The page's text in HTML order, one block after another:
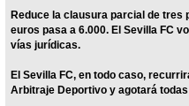
Reduce la clausura parcial de tres
euros pasa a 6.000. El Sevilla FC
vías jurídicas.
El Sevilla FC, en todo caso,
Arbitraje Deportivo y agotará